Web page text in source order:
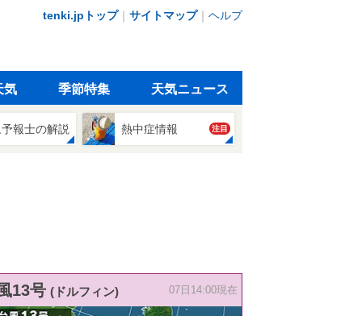
tenki.jpトップ｜ サイトマップ｜ ヘルプ
気 季節特集 天気ニュース
報士の解説 熱中症情報 注目
13号 (ドルフィン) 07日14:00現在